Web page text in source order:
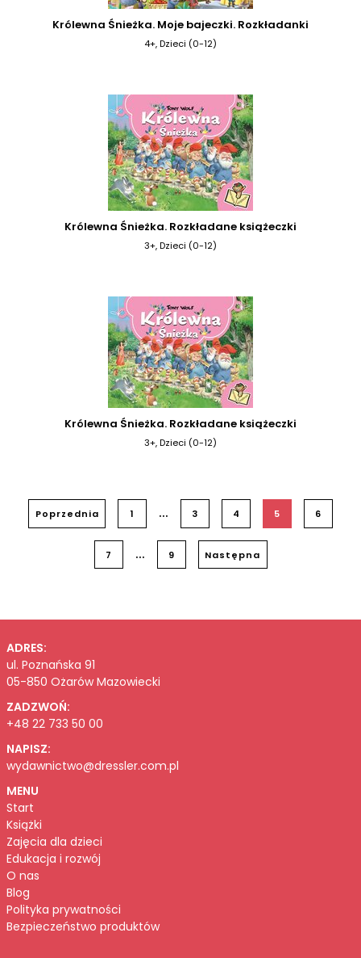
Królewna Śnieżka. Moje bajeczki. Rozkładanki
4+, Dzieci (0-12)
Królewna Śnieżka. Rozkładane książeczki
3+, Dzieci (0-12)
Królewna Śnieżka. Rozkładane książeczki
3+, Dzieci (0-12)
Poprzednia 1 ... 3 4 5 6
7 ... 9 Następna
ADRES:
ul. Poznańska 91
05-850 Ożarów Mazowiecki
ZADZWOŃ:
+48 22 733 50 00
NAPISZ:
wydawnictwo@dressler.com.pl
MENU
Start
Książki
Zajęcia dla dzieci
Edukacja i rozwój
O nas
Blog
Polityka prywatności
Bezpieczeństwo produktów